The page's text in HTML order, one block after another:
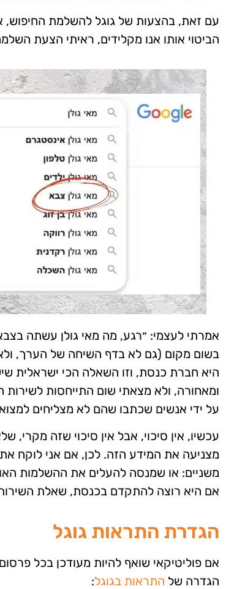
עם זאת, בהצעות של גוגל להשלמת החיפוש,
הביטוי אותו אנו מקלידים, ראיתי הצעת
אמרתי לעצמי: ״רגע, מה מאי גולן עשתה
בשום מקום (גם לא בדף השיחה של הערך,
היא חברת כנסת, וזו השאלה הכי ישראלית
ומאחורה, ולא מצאתי שום התייחסות
על ידי אנשים שכתבו שהם לא מצליחים
עכשיו, אין סיכוי, אבל אין סיכוי שזה
מצניעה את המידע הזה. לכן, אם אני לוקח
משניים: או שמנסה להעלים את ההשלמות
אם היא רוצה להתקדם בכנסת, שאלת השירות
הגדרת התראות גוגל
אם פוליטיקאי שואף להיות מעודכן בכל
הגדרה של התראות בגוגל: